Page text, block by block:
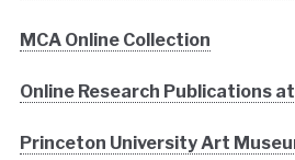
MCA Online Collection
Online Research Publications
Princeton University Art